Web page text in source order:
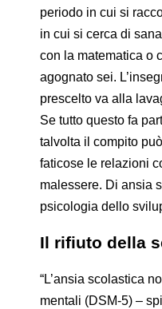
periodo in cui si
in cui si cerca di
con la matematica o
agognato sei.
prescelto va alla
Se tutto questo fa
talvolta il compito
faticose le relazioni
malessere. Di ansia
psicologia dello
Il rifiuto della
“L’ansia scolastica
mentali (DSM-5) –